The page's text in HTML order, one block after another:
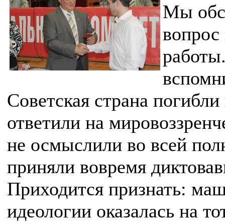
Мы
Советская страна
ответили на
не осмыслили во всей
приняли вовремя
Приходится признать:
идеологии оказалась на